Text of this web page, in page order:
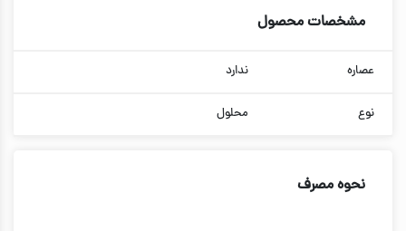
مشخصات محصول
عصاره ندارد
نوع محلول
نحوه مصرف